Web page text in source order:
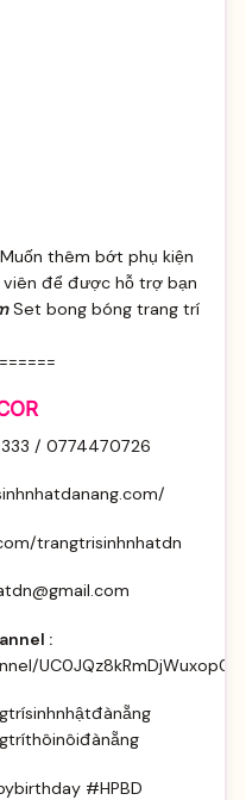
thêm bớt phụ kiện
viên để được hỗ trợ bạn
Set bong bóng trang trí
/ 0774470726
trangtrisinhnhatdn
:
#HPBD